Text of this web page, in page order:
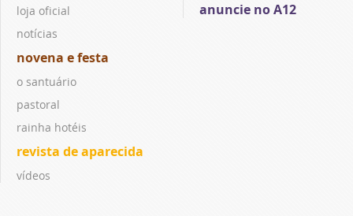
loja oficial
notícias
novena e festa
o santuário
pastoral
rainha hotéis
revista de aparecida
vídeos
anuncie no A12